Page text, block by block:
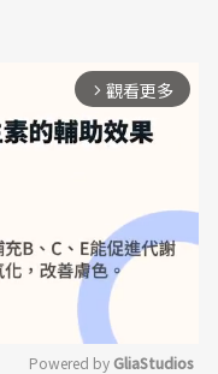
arrow_forward_ios 觀看更多
Powered by GliaStudios